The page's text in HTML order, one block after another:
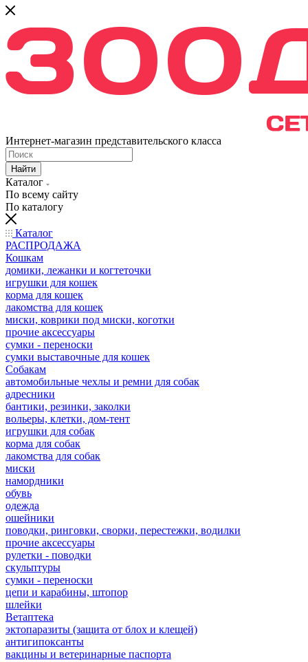
Интернет-магазин представительского класса
Найти
Каталог
По всему сайту
По каталогу
Каталог
РАСПРОДАЖА
Кошкам
домики, лежанки и когтеточки
игрушки для кошек
корма для кошек
лакомства для кошек
миски, коврики под миски, коготки
прочие аксессуары
сумки - переноски
сумки выставочные для кошек
Собакам
автомобильные чехлы и ремни для собак
адресники
бантики, резинки, заколки
вольеры, клетки, дом-тент
игрушки для собак
корма для собак
лакомства для собак
миски
намордники
обувь
одежда
ошейники
поводки, ринговки, сворки, перестежки, водилки
прочие аксессуары
рулетки - поводки
скульптуры
сумки - переноски
цепи и карабины, штопор
шлейки
Ветаптека
эктопаразиты (защита от блох и клещей)
антигипоксанты
вакцины и ветеринарные паспорта